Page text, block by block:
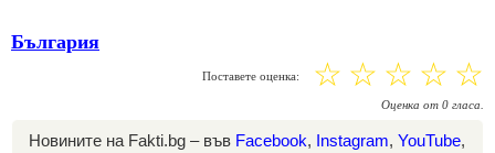
България
Поставете оценка: ☆
☆
☆
☆
☆
Оценка от 0 гласа.
Новините на Fakti.bg – във Facebook, Instagram, YouTube,